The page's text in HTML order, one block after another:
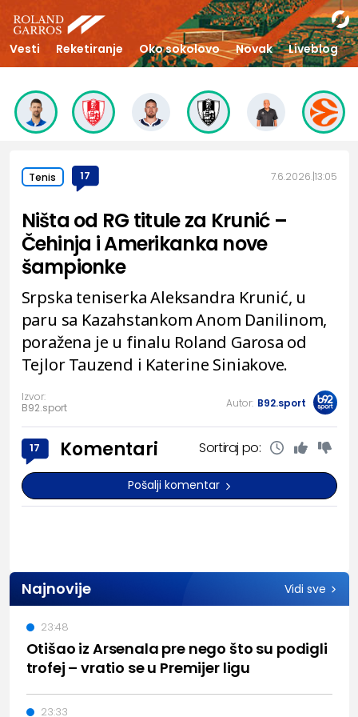
Vesti Reketiranje Oko sokolovo Novak Liveblog
Tenis 17 7.6.2026. 13:05
Ništa od RG titule za Krunić –
Čehinja i Amerikanka nove
šampionke
Srpska teniserka Aleksandra Krunić, u
paru sa Kazahstankom Anom Danilinom,
poražena je u finalu Roland Garosa od
Tejlor Tauzend i Katerine Siniakove.
Izvor:
B92.sport
Autor: B92.sport
17 Komentari Sortiraj po:
Pošalji komentar
Najnovije Vidi sve
Otišao iz Arsenala pre nego što su podigli
trofej – vratio se u Premijer ligu
23:48
23:33